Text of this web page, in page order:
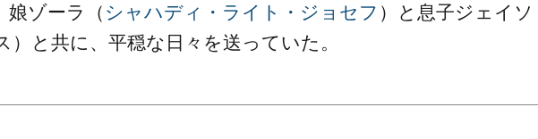
娘ゾーラ（ シャハディ・ライト・ジョセフ ）と息子ジェイソ
と共に、平穏な日々を送っていた。